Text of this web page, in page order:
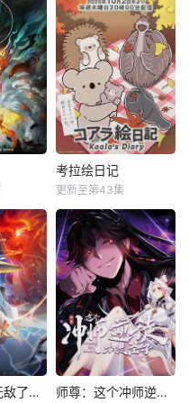
考拉绘日记
更新至第43集
原来我早就无敌了动态漫 师尊：这个冲师逆徒才不是圣子动态漫